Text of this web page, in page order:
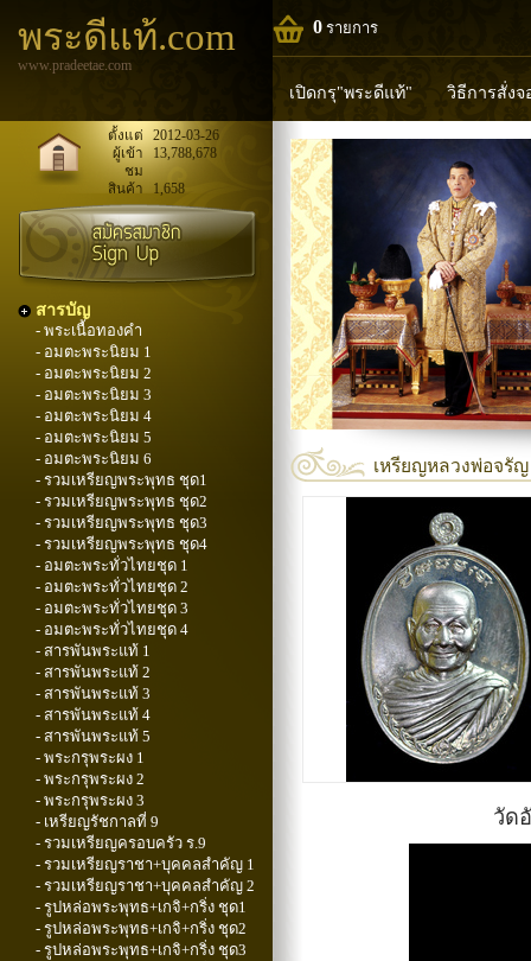
พระดีแท้.com
www.pradeetae.com
0 รายการ
เปิดกรุ"พระดีแท้" วิธีการสั่งจ
หลวงพ่อทวด หลวงปู่ทิม
พระพุทธวิริยากร
ตั้งแต่
2012-03-26
ผู้เข้า
ชม
13,788,678
สินค้า 1,658
สารบัญ
- พระเนื้อทองคำ
- อมตะพระนิยม 1
- อมตะพระนิยม 2
- อมตะพระนิยม 3
- อมตะพระนิยม 4
- อมตะพระนิยม 5
- อมตะพระนิยม 6
- รวมเหรียญพระพุทธ ชุด1
- รวมเหรียญพระพุทธ ชุด2
- รวมเหรียญพระพุทธ ชุด3
- รวมเหรียญพระพุทธ ชุด4
- อมตะพระทั่วไทยชุด 1
- อมตะพระทั่วไทยชุด 2
- อมตะพระทั่วไทยชุด 3
- อมตะพระทั่วไทยชุด 4
- สารพันพระแท้ 1
- สารพันพระแท้ 2
- สารพันพระแท้ 3
- สารพันพระแท้ 4
- สารพันพระแท้ 5
- พระกรุพระผง 1
- พระกรุพระผง 2
- พระกรุพระผง 3
- เหรียญรัชกาลที่ 9
- รวมเหรียญครอบครัว ร.9
- รวมเหรียญราชา+บุคคลสำคัญ 1
- รวมเหรียญราชา+บุคคลสำคัญ 2
- รูปหล่อพระพุทธ+เกจิ+กริ่ง ชุด1
- รูปหล่อพระพุทธ+เกจิ+กริ่ง ชุด2
- รูปหล่อพระพุทธ+เกจิ+กริ่ง ชุด3
เหรียญหลวงพ่อจรั
วัด